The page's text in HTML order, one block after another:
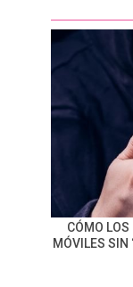
CÓMO
MÓVILES SIN